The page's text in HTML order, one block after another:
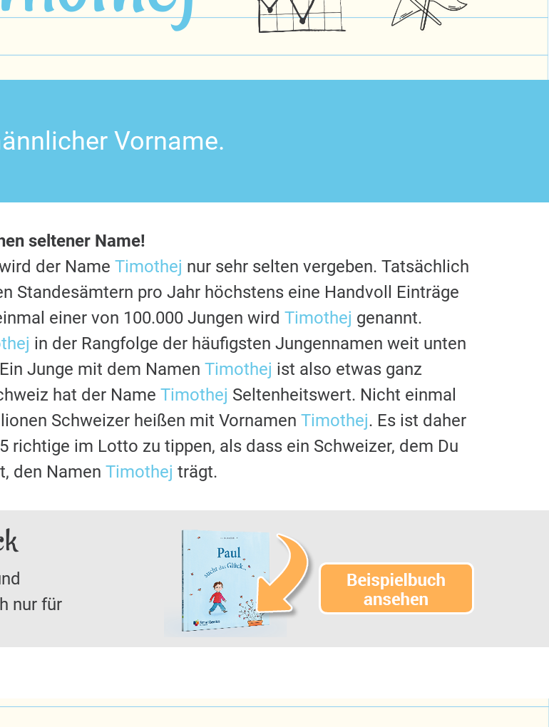
Vorname.
seltener Name!
der Name Timothej nur sehr selten vergeben. Tatsächlich
Standesämtern pro Jahr höchstens eine Handvoll Einträge
einer von 100.000 Jungen wird Timothej genannt.
in der Rangfolge der häufigsten Jungennamen weit unten
Junge mit dem Namen Timothej ist also etwas ganz
hat der Name Timothej Seltenheitswert. Nicht einmal
Schweizer heißen mit Vornamen Timothej. Es ist daher
richtige im Lotto zu tippen, als dass ein Schweizer, dem Du
den Namen Timothej trägt.
nur für